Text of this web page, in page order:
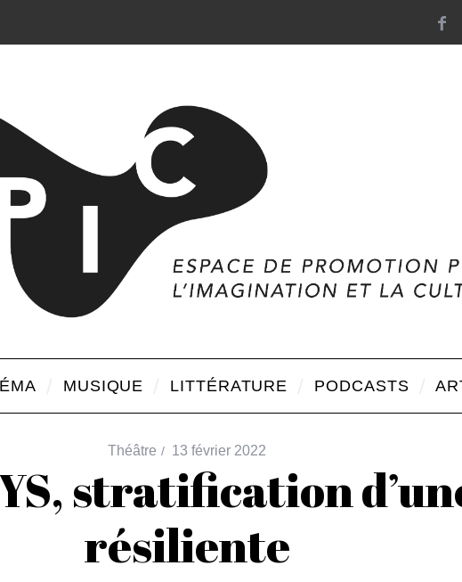
MUSIQUE LITTÉRATURE PODCASTS
Théâtre 13 février 2022
stratification
résiliente